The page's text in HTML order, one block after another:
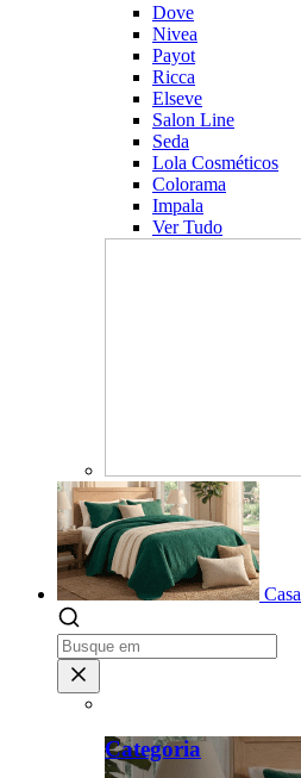
Dove
Nivea
Payot
Ricca
Elseve
Salon Line
Seda
Lola Cosméticos
Colorama
Impala
Ver Tudo
Casa
Categoria